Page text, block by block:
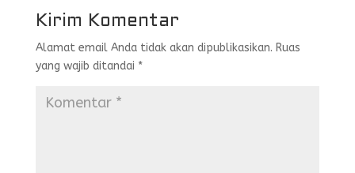
Kirim Komentar
Alamat email Anda tidak akan dipublikasikan. Ruas
yang wajib ditandai *